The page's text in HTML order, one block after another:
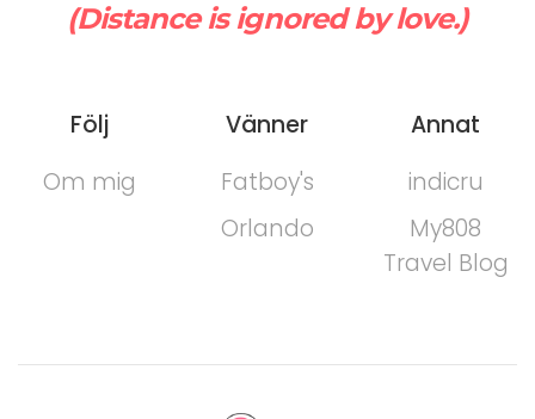
(Distance is ignored by love.)
Följ
Om mig
Vänner
Fatboy's
Orlando
Annat
indicru
My808
Travel Blog